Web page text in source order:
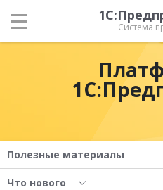
Система
Полезные материалы
Что нового